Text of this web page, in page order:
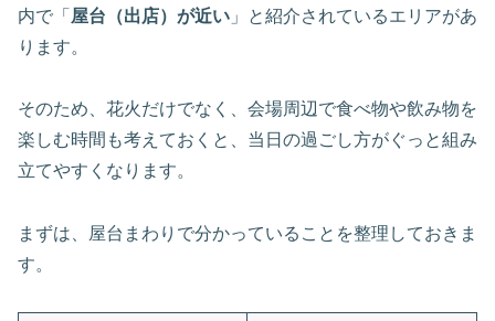
内で「 屋台（出店）が近い 」と紹介されているエリアがあ
ります。
そのため、花火だけでなく、会場周辺で食べ物や飲み物を
楽しむ時間も考えておくと、当日の過ごし方がぐっと組み
立てやすくなります。
まずは、屋台まわりで分かっていることを整理しておきま
す。